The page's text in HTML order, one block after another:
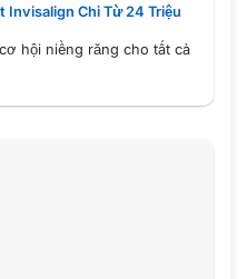
Invisalign Chỉ Từ 24 Triệu
hội niềng răng cho tất cả